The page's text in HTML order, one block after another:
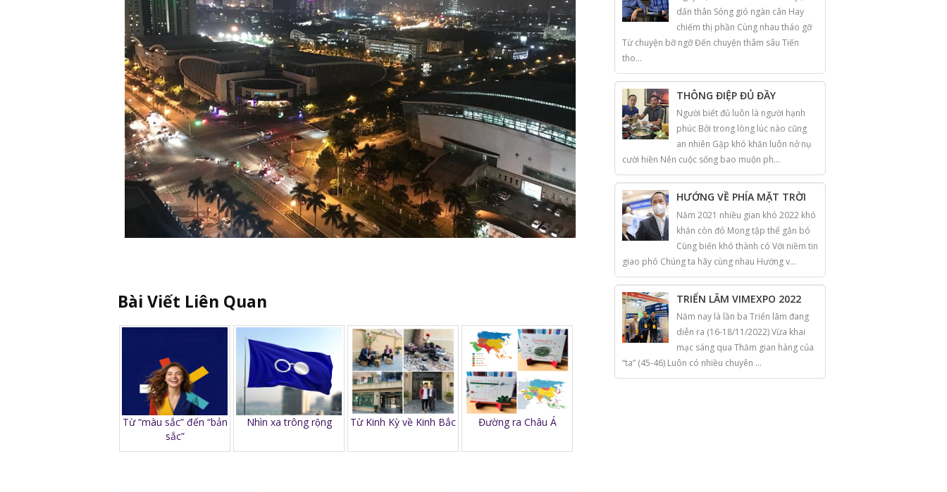
Bài Viết Liên Quan
Từ “màu sắc” đến “bản
sắc”
Nhìn xa trông rộng Từ Kinh Kỳ về Kinh Bắc Đường ra Châu Á
dấn thân Sóng gió ngàn cân Hay
chiếm thị phần Cùng nhau tháo gỡ
Từ chuyện bỡ ngỡ Đến chuyện thâm sâu Tiến
tho...
THÔNG ĐIỆP ĐỦ ĐẦY
Người biết đủ luôn là người hạnh
phúc Bởi trong lòng lúc nào cũng
an nhiên Gặp khó khăn luôn nở nụ
cười hiền Nên cuộc sống bao muộn ph...
HƯỚNG VỀ PHÍA MẶT TRỜI
Năm 2021 nhiều gian khó 2022 khó
khăn còn đó Mong tập thể gắn bó
Cùng biến khó thành có Với niềm tin
giao phó Chúng ta hãy cùng nhau Hướng v...
TRIỂN LÃM VIMEXPO 2022
Năm nay là lần ba Triển lãm đang
diễn ra (16-18/11/2022) Vừa khai
mạc sáng qua Thăm gian hàng của
“ta” (45-46) Luôn có nhiều chuyên ...